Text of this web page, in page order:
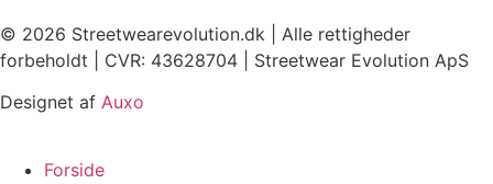
© 2026 Streetwearevolution.dk | Alle rettigheder
forbeholdt | CVR: 43628704 | Streetwear Evolution ApS
Designet af Auxo
Forside